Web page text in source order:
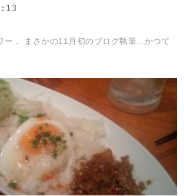
ー． まさかの11月初のブログ執筆...かつて